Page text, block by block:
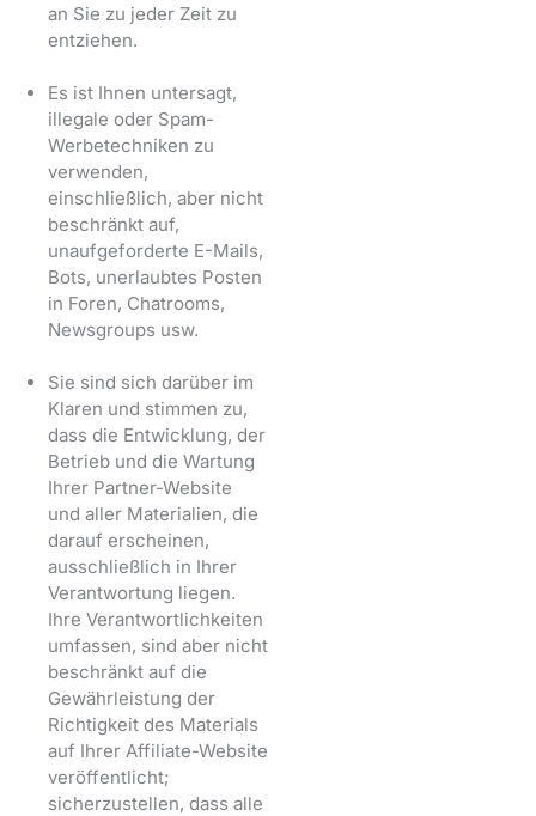
an Sie zu jeder Zeit zu
entziehen.
Es ist Ihnen untersagt,
illegale oder Spam-
Werbetechniken zu
verwenden,
einschließlich, aber nicht
beschränkt auf,
unaufgeforderte E-Mails,
Bots, unerlaubtes Posten
in Foren, Chatrooms,
Newsgroups usw.
Sie sind sich darüber im
Klaren und stimmen zu,
dass die Entwicklung, der
Betrieb und die Wartung
Ihrer Partner-Website
und aller Materialien, die
darauf erscheinen,
ausschließlich in Ihrer
Verantwortung liegen.
Ihre Verantwortlichkeiten
umfassen, sind aber nicht
beschränkt auf die
Gewährleistung der
Richtigkeit des Materials
auf Ihrer Affiliate-Website
veröffentlicht;
sicherzustellen, dass alle